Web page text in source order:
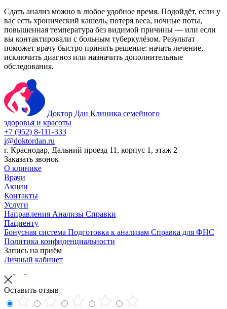
Сдать анализ можно в любое удобное время. Подойдёт, если у
вас есть хронический кашель, потеря веса, ночные поты,
повышенная температура без видимой причины — или если
вы контактировали с больным туберкулёзом. Результат
поможет врачу быстро принять решение: начать лечение,
исключить диагноз или назначить дополнительные
обследования.
Доктор Дан Клиника семейного
здоровья и красоты
+7 (952) 8-111-333
i@doktordan.ru
г. Краснодар, Дальний проезд 11, корпус 1, этаж 2
Заказать звонок
О клинике
Врачи
Акции
Контакты
Услуги
Направления Анализы Справки
Пациенту
Бонусная система Подготовка к анализам Справка для ФНС
Политика конфиденциальности
Запись на приём
Личный кабинет
Оставить отзыв